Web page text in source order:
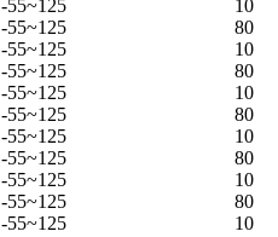
-55~125
10
-55~125
80
-55~125
10
-55~125
80
-55~125
10
-55~125
80
-55~125
10
-55~125
80
-55~125
10
-55~125
80
-55~125
10